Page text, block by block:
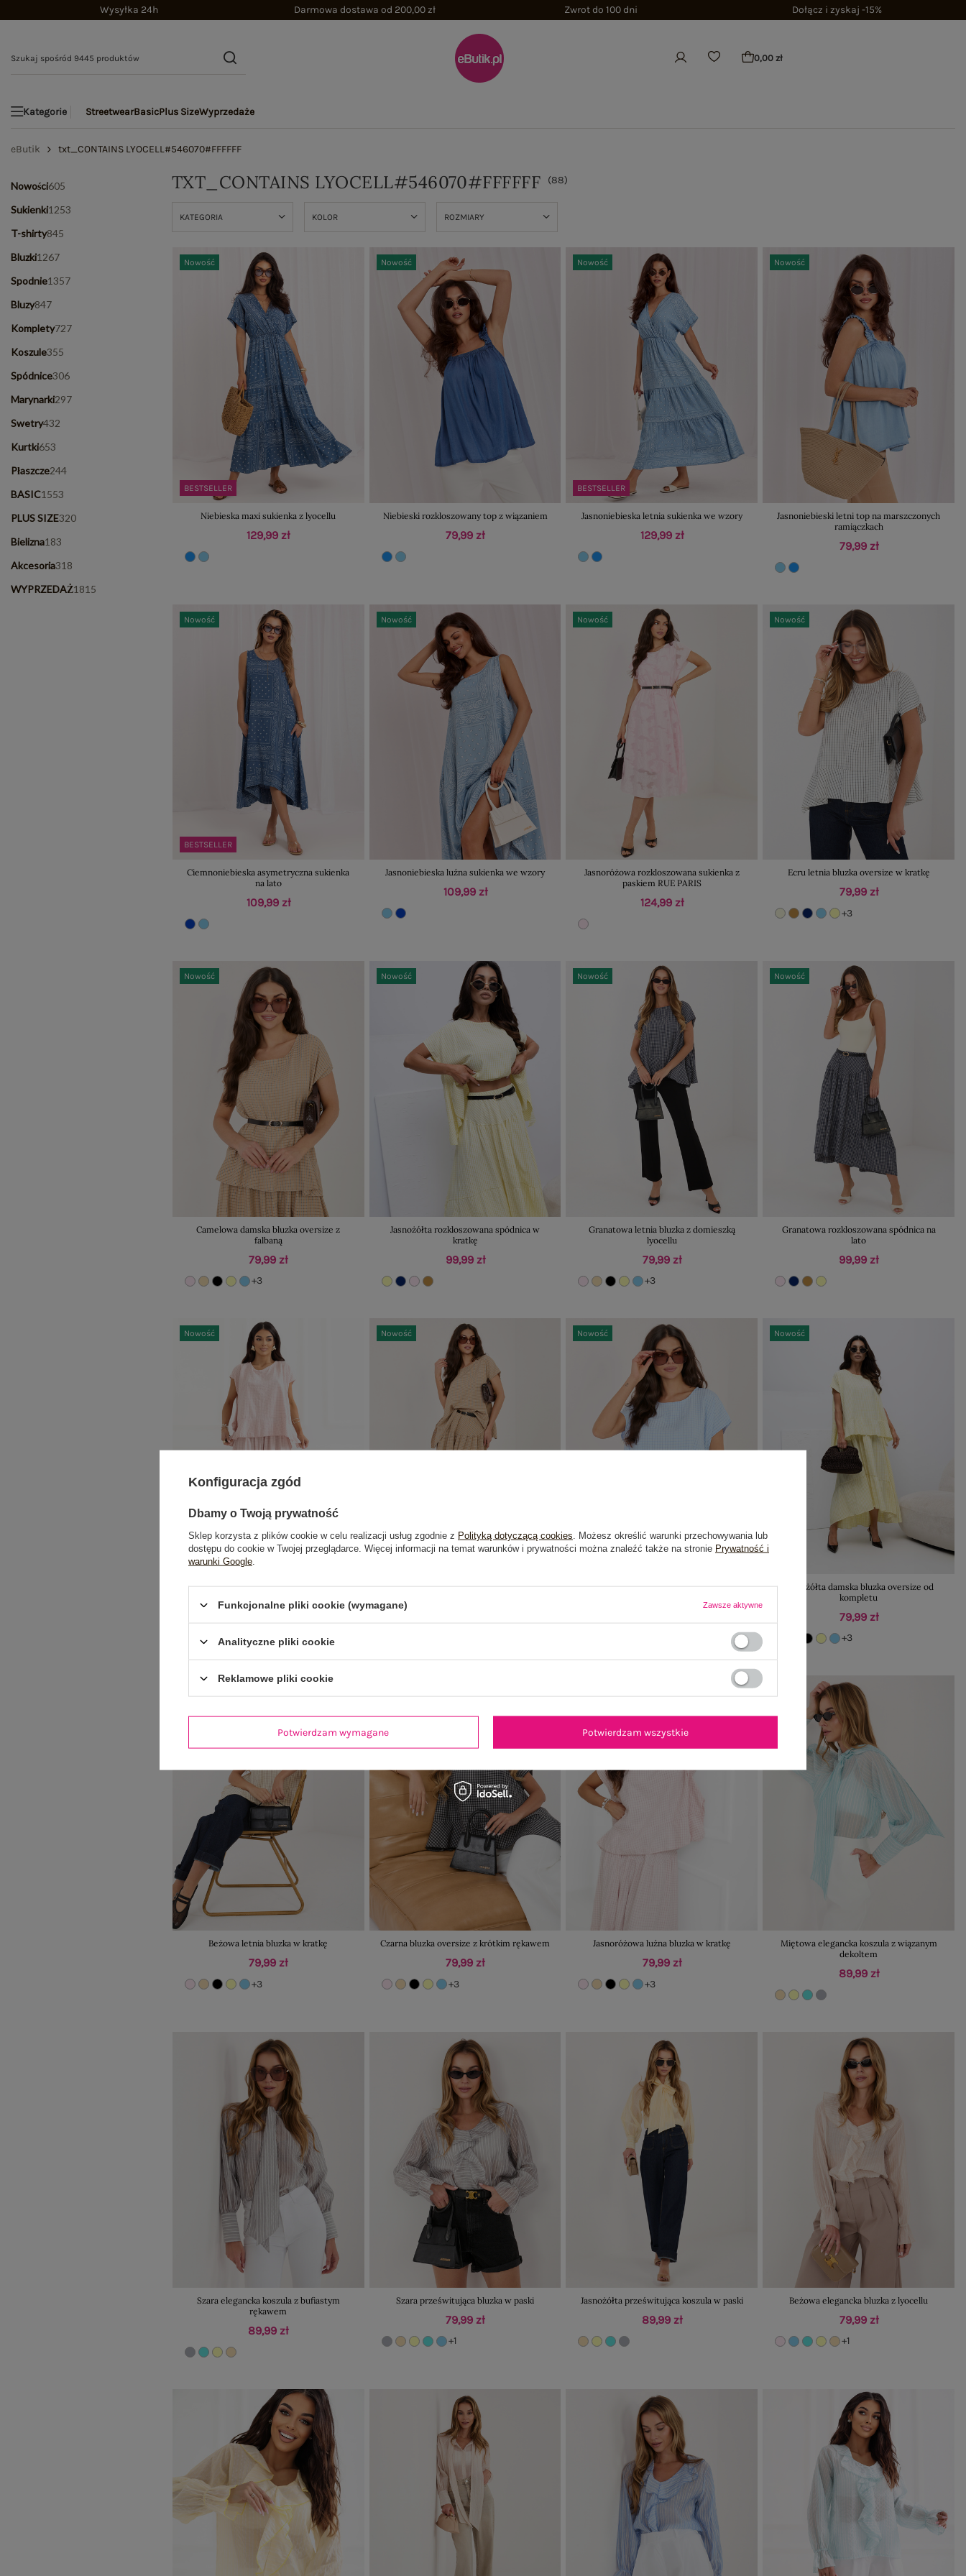
Wysyłka 24h Darmowa dostawa od 200,00 zł Zwrot do 100 dni Dołącz i zyskaj -15%
0,00 zł
Kategorie StreetwearBasicPlus SizeWyprzedaże
eButik txt_CONTAINS LYOCELL#546070#FFFFFF
Nowości605
Sukienki1253
T-shirty845
Bluzki1267
Spodnie1357
Bluzy847
Komplety727
Koszule355
Spódnice306
Marynarki297
Swetry432
Kurtki653
Płaszcze244
BASIC1553
PLUS SIZE320
Bielizna183
Akcesoria318
WYPRZEDAŻ1815
TXT_CONTAINS LYOCELL#546070#FFFFFF (88)
KATEGORIA KOLOR ROZMIARY
BESTSELLER
Nowość
Niebieska maxi sukienka z lyocellu
129,99 zł
Nowość
Niebieski rozkloszowany top z wiązaniem
79,99 zł
BESTSELLER
Nowość
Jasnoniebieska letnia sukienka we wzory
129,99 zł
Nowość
Jasnoniebieski letni top na marszczonych
ramiączkach
79,99 zł
BESTSELLER
Nowość
Ciemnoniebieska asymetryczna sukienka
na lato
109,99 zł
Nowość
Jasnoniebieska luźna sukienka we wzory
109,99 zł
Nowość
Jasnoróżowa rozkloszowana sukienka z
paskiem RUE PARIS
124,99 zł
Nowość
Ecru letnia bluzka oversize w kratkę
79,99 zł
+3
Nowość
Camelowa damska bluzka oversize z
falbaną
79,99 zł
+3
Nowość
Jasnożółta rozkloszowana spódnica w
kratkę
99,99 zł
Nowość
Granatowa letnia bluzka z domieszką
lyocellu
79,99 zł
+3
Nowość
Granatowa rozkloszowana spódnica na
lato
99,99 zł
Nowość
Jasnoróżowa rozkloszowana spódnica w
Nowość Nowość Nowość
Jasnożółta damska bluzka oversize od
kompletu
79,99 zł
+3
Beżowa letnia bluzka w kratkę
79,99 zł
+3
Czarna bluzka oversize z krótkim rękawem
79,99 zł
+3
Jasnoróżowa luźna bluzka w kratkę
79,99 zł
+3
Miętowa elegancka koszula z wiązanym
dekoltem
89,99 zł
Szara elegancka koszula z bufiastym
rękawem
89,99 zł
Szara prześwitująca bluzka w paski
79,99 zł
+1
Jasnożółta prześwitująca koszula w paski
89,99 zł
Beżowa elegancka bluzka z lyocellu
79,99 zł
+1
Konfiguracja zgód
Dbamy o Twoją prywatność
Sklep korzysta z plików cookie w celu realizacji usług zgodnie z Polityką dotyczącą cookies . Możesz określić warunki przechowywania lub
dostępu do cookie w Twojej przeglądarce. Więcej informacji na temat warunków i prywatności można znaleźć także na stronie Prywatność i
warunki Google
Funkcjonalne pliki cookie (wymagane) Zawsze aktywne
Analityczne pliki cookie
Reklamowe pliki cookie
Potwierdzam wymagane Potwierdzam wszystkie